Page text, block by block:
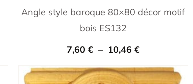
Angle style baroque 80×80 décor motif
bois ES132
7,60 € – 10,46 €